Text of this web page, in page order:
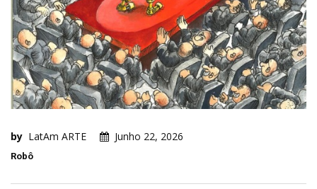
by LatAm ARTE Junho 22, 2026
Robô